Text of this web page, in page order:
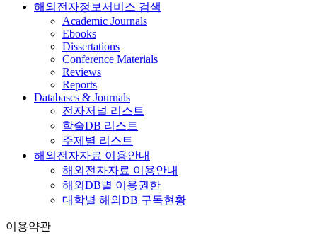
해외전자정보서비스 검색
Academic Journals
Ebooks
Dissertations
Conference Materials
Reviews
Reports
Databases & Journals
전자저널 리스트
학술DB 리스트
주제별 리스트
해외전자자료 이용안내
해외전자자료 이용안내
해외DB별 이용권한
대학별 해외DB 구독현황
이용약관